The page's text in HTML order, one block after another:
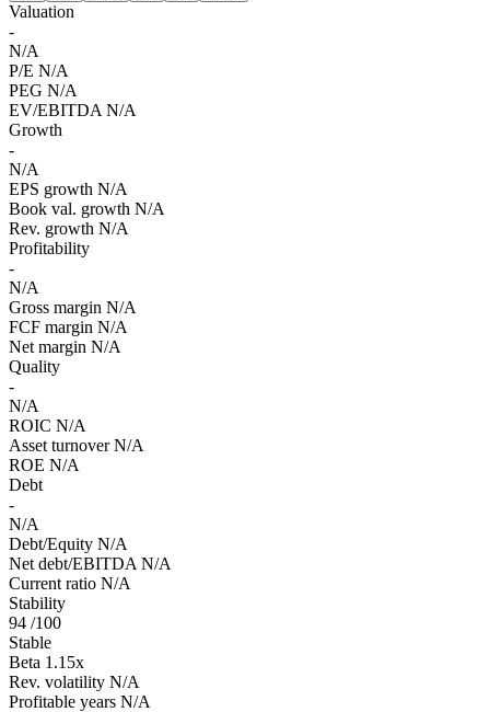
Valuation
-
N/A
P/E N/A
PEG N/A
EV/EBITDA N/A
Growth
-
N/A
EPS growth N/A
Book val. growth N/A
Rev. growth N/A
Profitability
-
N/A
Gross margin N/A
FCF margin N/A
Net margin N/A
Quality
-
N/A
ROIC N/A
Asset turnover N/A
ROE N/A
Debt
-
N/A
Debt/Equity N/A
Net debt/EBITDA N/A
Current ratio N/A
Stability
94 /100
Stable
Beta 1.15x
Rev. volatility N/A
Profitable years N/A